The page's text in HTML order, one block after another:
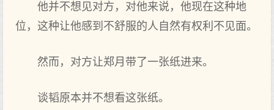
他并不想见对方，对他来说，他现在这种地
位，这种让他感到不舒服的人自然有权利不见面。
然而，对方让郑月带了一张纸进来。
谈韬原本并不想看这张纸。